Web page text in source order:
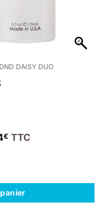
DND DAISY DUO
€ TTC